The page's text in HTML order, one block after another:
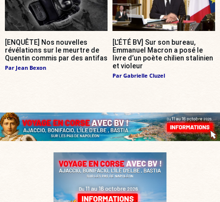
[ENQUÊTE] Nos nouvelles
révélations sur le meurtre de
Quentin commis par des antifas
Par Jean Bexon
[L’ÉTÉ BV] Sur son bureau,
Emmanuel Macron a posé le
livre d’un poète chilien stalinien
et violeur
Par Gabrielle Cluzel